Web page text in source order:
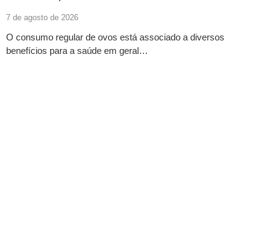
7 de agosto de 2026
O consumo regular de ovos está associado a diversos
benefícios para a saúde em geral…